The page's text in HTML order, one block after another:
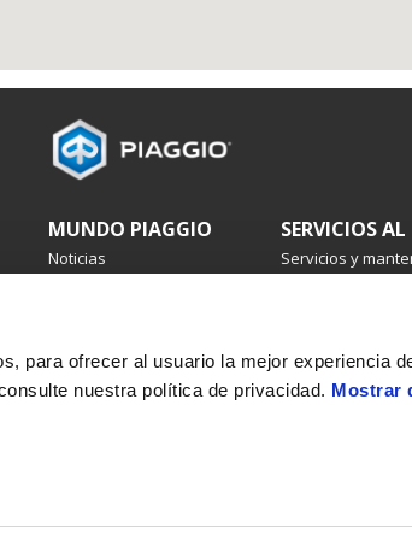
para ofrecer al usuario la mejor experiencia
nuestra política de privacidad. Mostrar
MUNDO PIAGGIO
Noticias
Historia
SERVICIOS
Servicios y
Garantía 4 años
Recambios
Premium
Asistencia en